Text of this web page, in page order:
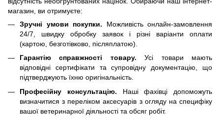
магазин, ви отримуєте:
Зручні умови покупки. Можливість онлайн-замовлення
24/7, швидку обробку заявок і різні варіанти оплати
(картою, безготівково, післяплатою).
Гарантію справжності товару. Усі товари мають
відповідні сертифікати та супровідну документацію, що
підтверджують їхню оригінальність.
Професійну консультацію. Наші фахівці допоможуть
визначитися з переліком аксесуарів з огляду на специфіку
вашої ветеринарної діяльності та обсяг робіт.